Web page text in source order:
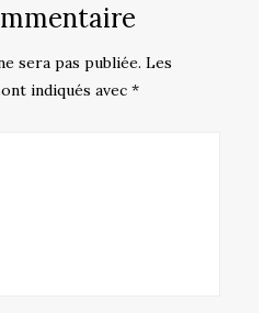
sera pas publiée. Les
indiqués avec *